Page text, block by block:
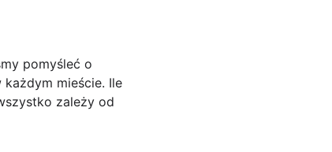
pomyśleć o
mieście. Ile
zależy od